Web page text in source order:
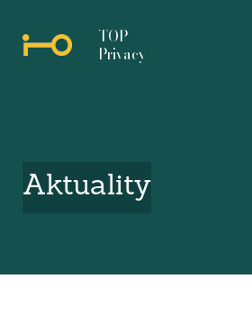
TOP
Privacy
Aktuality